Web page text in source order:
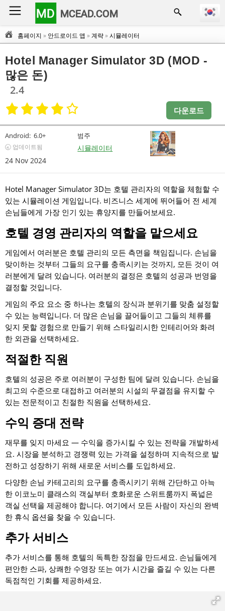
MD MCEAD.COM
홈페이지 » 안드로이드 앱 »계략»시뮬레이터
Hotel Manager Simulator 3D (MOD -
많은 돈)
2.4
다운로드
Android: 6.0+
🕣 업데이트됨
24 Nov 2024
범주
시뮬레이터
Hotel Manager Simulator 3D는 호텔 관리자의 역할을 체험할 수
있는 시뮬레이션 게임입니다. 비즈니스 세계에 뛰어들어 전 세계
손님들에게 가장 인기 있는 휴양지를 만들어보세요.
호텔 경영 관리자의 역할을 맡으세요
게임에서 여러분은 호텔 관리의 모든 측면을 책임집니다. 손님을
맞이하는 것부터 그들의 요구를 충족시키는 것까지, 모든 것이 여
러분에게 달려 있습니다. 여러분의 결정은 호텔의 성공과 번영을
결정할 것입니다.
게임의 주요 요소 중 하나는 호텔의 장식과 분위기를 맞춤 설정할
수 있는 능력입니다. 더 많은 손님을 끌어들이고 그들의 체류를
잊지 못할 경험으로 만들기 위해 스타일리시한 인테리어와 화려
한 외관을 선택하세요.
적절한 직원
호텔의 성공은 주로 여러분이 구성한 팀에 달려 있습니다. 손님을
최고의 수준으로 대접하고 여러분의 시설의 무결점을 유지할 수
있는 전문적이고 친절한 직원을 선택하세요.
수익 증대 전략
재무를 잊지 마세요 — 수익을 증가시킬 수 있는 전략을 개발하세
요. 시장을 분석하고 경쟁력 있는 가격을 설정하며 지속적으로 발
전하고 성장하기 위해 새로운 서비스를 도입하세요.
다양한 손님 카테고리의 요구를 충족시키기 위해 간단하고 아늑
한 이코노미 클래스의 객실부터 호화로운 스위트룸까지 폭넓은
객실 선택을 제공해야 합니다. 여기에서 모든 사람이 자신의 완벽
한 휴식 옵션을 찾을 수 있습니다.
추가 서비스
추가 서비스를 통해 호텔의 독특한 장점을 만드세요. 손님들에게
편안한 스파, 상쾌한 수영장 또는 여가 시간을 즐길 수 있는 다른
독점적인 기회를 제공하세요.